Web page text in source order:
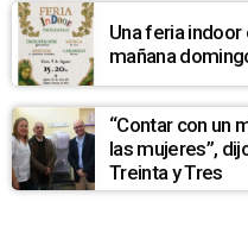
Una feria
mañana
“Contar con un
las mujeres”,
Treinta y Tres